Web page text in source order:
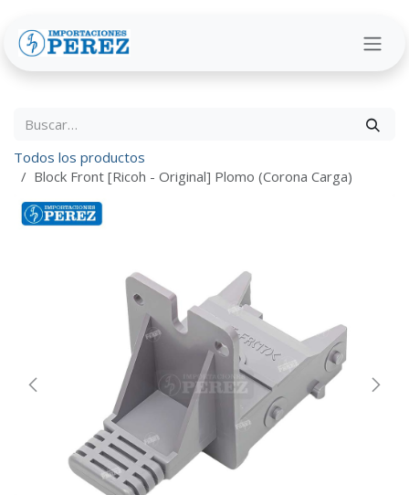
Todos los productos
Block Front [Ricoh - Original] Plomo (Corona Carga)